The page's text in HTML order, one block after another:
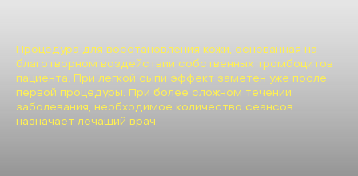
Процедура для восстановления кожи, основанная на
благотворном воздействии собственных тромбоцитов
пациента. При легкой сыпи эффект заметен уже после
первой процедуры. При более сложном течении
заболевания, необходимое количество сеансов
назначает лечащий врач.